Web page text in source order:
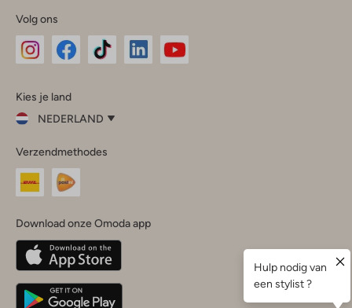
Volg ons
InstagramFacebook
Kies je land
NEDERLAND
je
land
Nederland
Belgique(Français)
Deutschland
Verzendmethodes
Download onze Omoda app